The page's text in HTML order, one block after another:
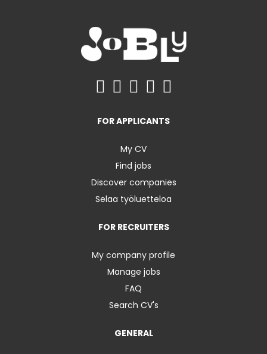
FOR APPLICANTS
My CV
Find jobs
Discover companies
Selaa työluetteloa
FOR RECRUITERS
My company profile
Manage jobs
FAQ
Search CV's
GENERAL